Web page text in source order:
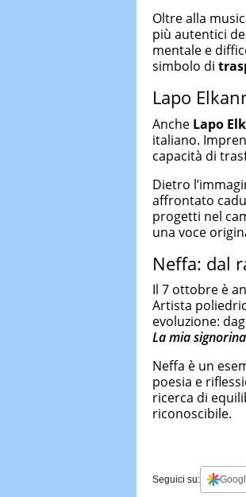
Oltre alla
più autentici
mentale e
simbolo di
Lapo
Anche Lapo
italiano.
capacità di
Dietro
affrontato
progetti nel
una voce
Neffa: dal
Il 7 ottobre è
Artista
evoluzione:
La mia signorina
Neffa è un
poesia e
ricerca di
riconoscibile.
Seguici su: